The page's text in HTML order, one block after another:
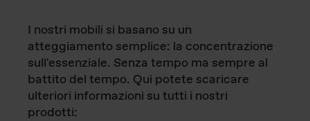
I nostri mobili si basano su un
atteggiamento semplice: la concentrazione
sull'essenziale. Senza tempo ma sempre al
battito del tempo. Qui potete scaricare
ulteriori informazioni su tutti i nostri
prodotti: